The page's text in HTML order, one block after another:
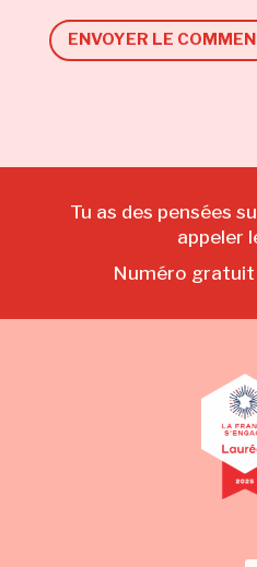
ENVOYER LE
Tu as des pensées
appeler
Numéro